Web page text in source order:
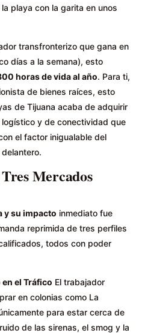
playa con la garita en unos
transfronterizo que gana en
días a la semana), esto
horas de vida al año. Para ti,
de bienes raíces, esto
de Tijuana acaba de adquirir
y de conectividad que
el factor inigualable del
Mercados
y su impacto inmediato fue
reprimida de tres perfiles
todos con poder
en el Tráfico El trabajador
en colonias como La
para estar cerca de
de las sirenas, el smog y la